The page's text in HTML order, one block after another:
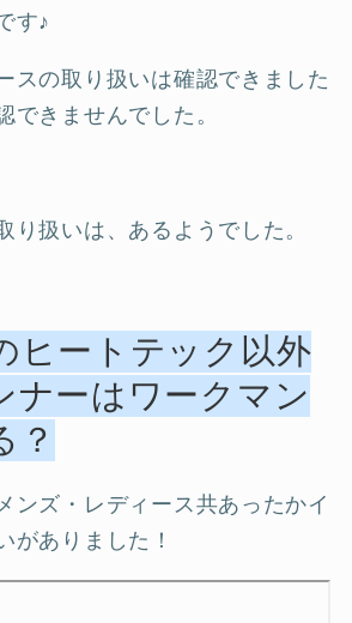
す♪
スの取り扱いは確認できました
できませんでした。
り扱いは、あるようでした。
ヒートテック以外
ナーはワークマン
？
ンズ・レディース共あったかイ
がありました！